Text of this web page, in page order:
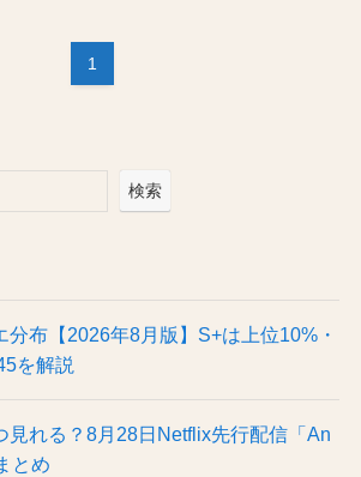
1
検索
分布【2026年8月版】S+は上位10%・
を解説
見れる？8月28日Netflix先行配信「An
とめ